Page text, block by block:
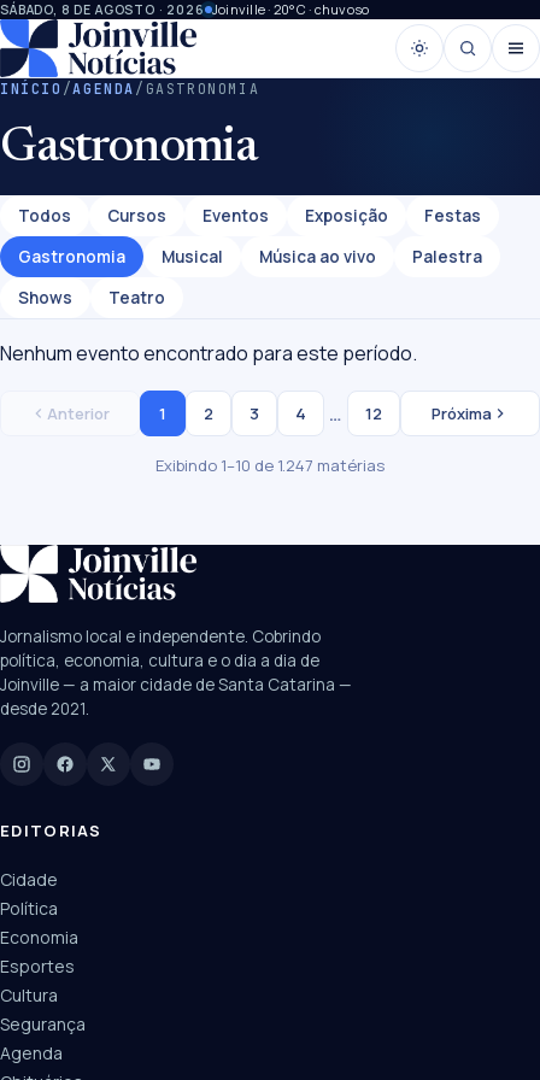
SÁBADO, 8 DE AGOSTO · 2026 Joinville · 20°C · chuvoso
INÍCIO /AGENDA / GASTRONOMIA
Gastronomia
Todos Cursos Eventos Exposição
Festas
Gastronomia
Musical Música ao vivo
Palestra
Shows
Teatro
Nenhum evento encontrado para este período.
Anterior 1 2 3 4 … 12 Próxima
Exibindo 1–10 de 1.247 matérias
SUGESTÕES: JEC
Câmara
UPA Sul
Manchetes, colunistas e editorias do JN
Jornalismo local e independente. Cobrindo
política, economia, cultura e o dia a dia de
Joinville — a maior cidade de Santa Catarina —
desde 2021.
EDITORIAS
Cidade
Política
Economia
Esportes
Cultura
Segurança
Agenda